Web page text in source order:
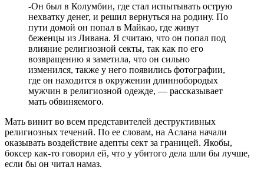
-Он был в Колумбии, где стал испытывать острую
нехватку денег, и решил вернуться на родину. По
пути домой он попал в Майкао, где живут
беженцы из Ливана. Я считаю, что он попал под
влияние религиозной секты, так как по его
возвращению я заметила, что он сильно
изменился, также у него появились фотографии,
где он находится в окружении длиннобородых
мужчин в религиозной одежде, — рассказывает
мать обвиняемого.
Мать винит во всем представителей деструктивных
религиозных течений. По ее словам, на Аслана начали
оказывать воздействие адепты сект за границей. Якобы,
боксер как-то говорил ей, что у убитого дела шли бы лучше,
если бы он читал намаз.